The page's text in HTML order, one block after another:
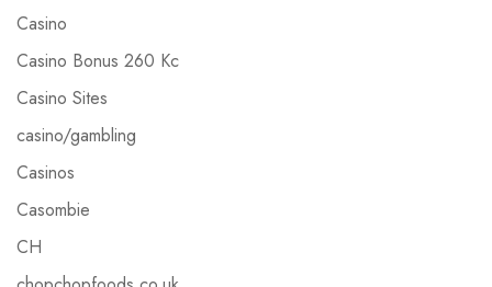
Casino
Casino Bonus 260 Kc
Casino Sites
casino/gambling
Casinos
Casombie
CH